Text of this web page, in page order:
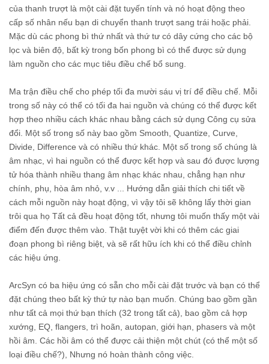
của thanh trượt là một cài đặt tuyến tính và nó hoạt động theo
cấp số nhân nếu bạn di chuyển thanh trượt sang trái hoặc phải.
Mặc dù các phong bì thứ nhất và thứ tư có dây cứng cho các bộ
lọc và biên độ, bất kỳ trong bốn phong bì có thể được sử dụng
làm nguồn cho các mục tiêu điều chế bổ sung.
Ma trận điều chế cho phép tối đa mười sáu vị trí để điều chế. Mỗi
trong số này có thể có tối đa hai nguồn và chúng có thể được kết
hợp theo nhiều cách khác nhau bằng cách sử dụng Công cụ sửa
đổi. Một số trong số này bao gồm Smooth, Quantize, Curve,
Divide, Difference và có nhiều thứ khác. Một số trong số chúng là
âm nhạc, vì hai nguồn có thể được kết hợp và sau đó được lượng
tử hóa thành nhiều thang âm nhạc khác nhau, chẳng hạn như
chính, phụ, hòa âm nhỏ, v.v ... Hướng dẫn giải thích chi tiết về
cách mỗi nguồn này hoạt động, vì vậy tôi sẽ không lấy thời gian
trôi qua họ Tất cả đều hoạt động tốt, nhưng tôi muốn thấy một vài
điểm đến được thêm vào. Thật tuyệt vời khi có thêm các giai
đoạn phong bì riêng biệt, và sẽ rất hữu ích khi có thể điều chỉnh
các hiệu ứng.
ArcSyn có ba hiệu ứng có sẵn cho mỗi cài đặt trước và bạn có thể
đặt chúng theo bất kỳ thứ tự nào bạn muốn. Chúng bao gồm gần
như tất cả mọi thứ bạn thích (32 trong tất cả), bao gồm cả hợp
xướng, EQ, flangers, trì hoãn, autopan, giới hạn, phasers và một
hồi âm. Các hồi âm có thể được cải thiện một chút (có thể một số
loại điều chế?), Nhưng nó hoàn thành công việc.